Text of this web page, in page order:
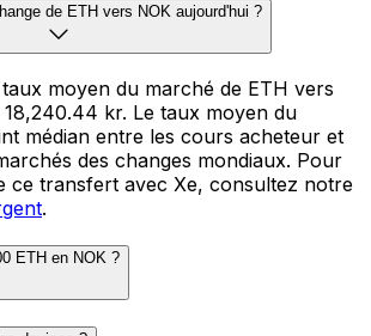
de ETH vers NOK aujourd'hui ?
moyen du marché de ETH vers
18,240.44 kr. Le taux moyen du
médian entre les cours acheteur et
des changes mondiaux. Pour
ce transfert avec Xe, consultez notre
.
ETH en NOK ?